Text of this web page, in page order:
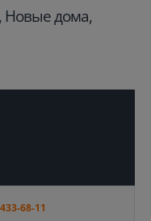
Новые дома,
68-11